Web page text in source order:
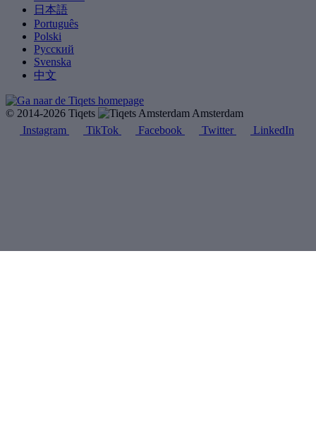
日本語
Português
Polski
Русский
Svenska
中文
© 2014-2026 Tiqets
Amsterdam
Instagram
TikTok Facebook Twitter LinkedIn